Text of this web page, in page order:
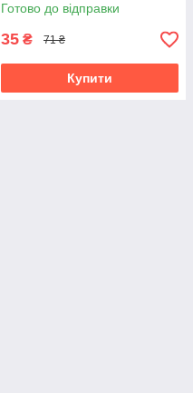
Готово до відправки
35 ₴ 71 ₴
Купити